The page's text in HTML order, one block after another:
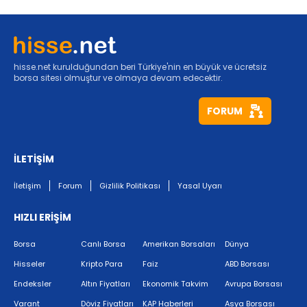
hisse.net kurulduğundan beri Türkiye'nin en büyük ve ücretsiz
borsa sitesi olmuştur ve olmaya devam edecektir.
FORUM
İLETİŞİM
İletişim Forum Gizlilik Politikası Yasal Uyarı
HIZLI ERİŞİM
Borsa
Hisseler
Endeksler
Varant
Canlı Borsa
Kripto Para
Altın Fiyatları
Döviz Fiyatları
Amerikan Borsaları
Faiz
Ekonomik Takvim
KAP Haberleri
Dünya
ABD Borsası
Avrupa Borsası
Asya Borsası